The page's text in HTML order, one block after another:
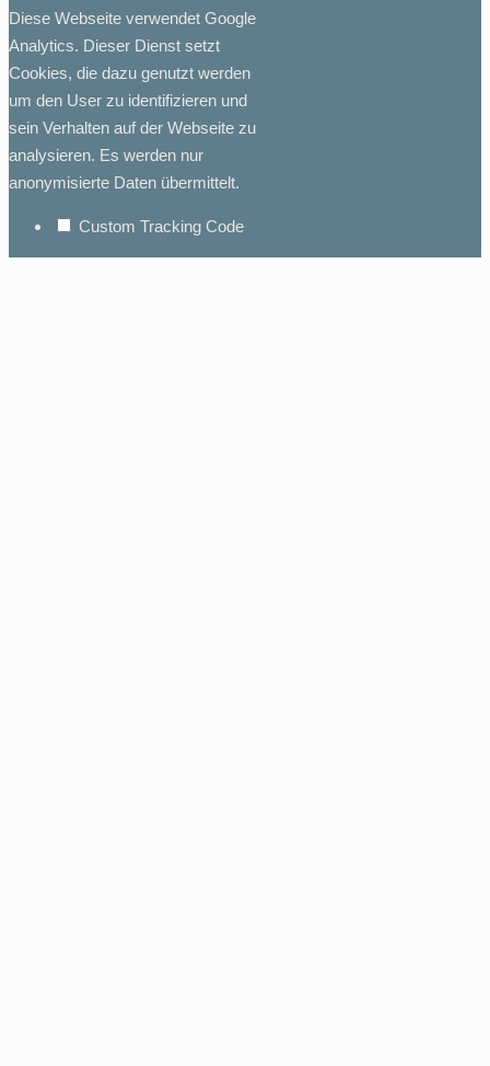
Diese Webseite verwendet Google
Analytics. Dieser Dienst setzt
Cookies, die dazu genutzt werden
um den User zu identifizieren und
sein Verhalten auf der Webseite zu
analysieren. Es werden nur
anonymisierte Daten übermittelt.
Custom Tracking Code